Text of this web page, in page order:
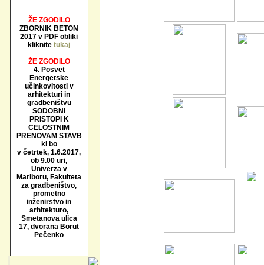
ŽE ZGODILO
ZBORNIK BETON
2017 v PDF obliki
kliknite tukaj
ŽE ZGODILO
4. Posvet
Energetske
učinkovitosti v
arhitekturi in
gradbeništvu
SODOBNI
PRISTOPI K
CELOSTNIM
PRENOVAM STAVB
ki bo
v četrtek, 1.6.2017,
ob 9.00 uri,
Univerza v
Mariboru, Fakulteta
za gradbeništvo,
prometno
inženirstvo in
arhitekturo,
Smetanova ulica
17, dvorana Borut
Pečenko